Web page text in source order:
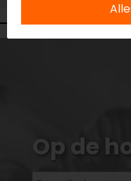
Op de